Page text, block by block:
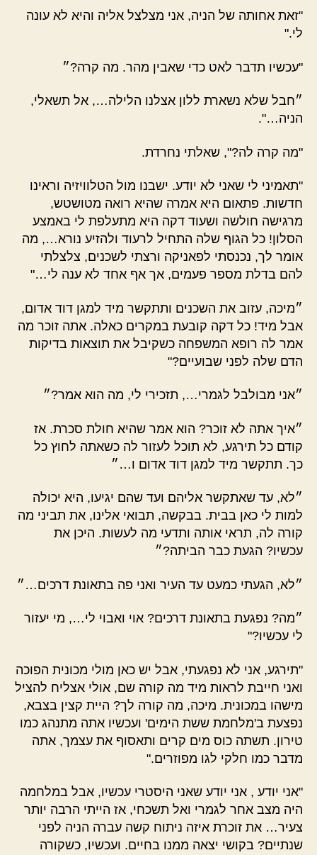
"זאת אחותה של הניה, אני מצלצל אליה והיא לא עונה
לי."
"עכשיו תדבר לאט כדי שאבין מהר. מה קרה?״
״חבל שלא נשארת ללון אצלנו הלילה…, אל תשאלי,
הניה…".
"מה קרה לה?", שאלתי נחרדת.
"תאמיני לי שאני לא יודע. ישבנו מול הטלוויזיה וראינו
חדשות. פתאום היא אמרה שהיא רואה מטושטש,
מרגישה חולשה ושעוד דקה היא מתעלפת לי באמצע
הסלון! כל הגוף שלה התחיל לרעוד ולהזיע נורא…, מה
אומר לך, נכנסתי לפאניקה ורצתי לשכנים, צלצלתי
להם בדלת מספר פעמים, אך אף אחד לא ענה לי…"
״מיכה, עזוב את השכנים ותתקשר מיד למגן דוד אדום,
אבל מיד! כל דקה קובעת במקרים כאלה. אתה זוכר מה
אמר לה רופא המשפחה כשקיבל את תוצאות בדיקות
הדם שלה לפני שבועיים?"
״אני מבולבל לגמרי…, תזכירי לי, מה הוא אמר?״
״איך אתה לא זוכר? הוא אמר שהיא חולת סכרת. אז
קודם כל תירגע, לא תוכל לעזור לה כשאתה לחוץ כל
כך. תתקשר מיד למגן דוד אדום ו…״
״לא, עד שאתקשר אליהם ועד שהם יגיעו, היא יכולה
למות לי כאן בבית. בבקשה, תבואי אלינו, את תביני מה
קורה לה, תראי אותה ותדעי מה לעשות. היכן את
עכשיו? הגעת כבר הביתה?״
״לא, הגעתי כמעט עד העיר ואני פה בתאונת דרכים…״
״מה? נפגעת בתאונת דרכים? אוי ואבוי לי…, מי יעזור
לי עכשיו?"
"תירגע, אני לא נפגעתי, אבל יש כאן מולי מכונית הפוכה
ואני חייבת לראות מיד מה קורה שם, אולי אצליח להציל
מישהו במכונית. מיכה, מה קורה לך? היית קצין בצבא,
נפצעת ב'מלחמת ששת הימים' ועכשיו אתה מתנהג כמו
טירון. תשתה כוס מים קרים ותאסוף את עצמך, אתה
מדבר כמו חלקי לגו מפוזרים."
"אני יודע , אני יודע שאני היסטרי עכשיו, אבל במלחמה
היה מצב אחר לגמרי ואל תשכחי, אז הייתי הרבה יותר
צעיר… את זוכרת איזה ניתוח קשה עברה הניה לפני
שנתיים? בקושי יצאה ממנו בחיים. ועכשיו, כשקורה